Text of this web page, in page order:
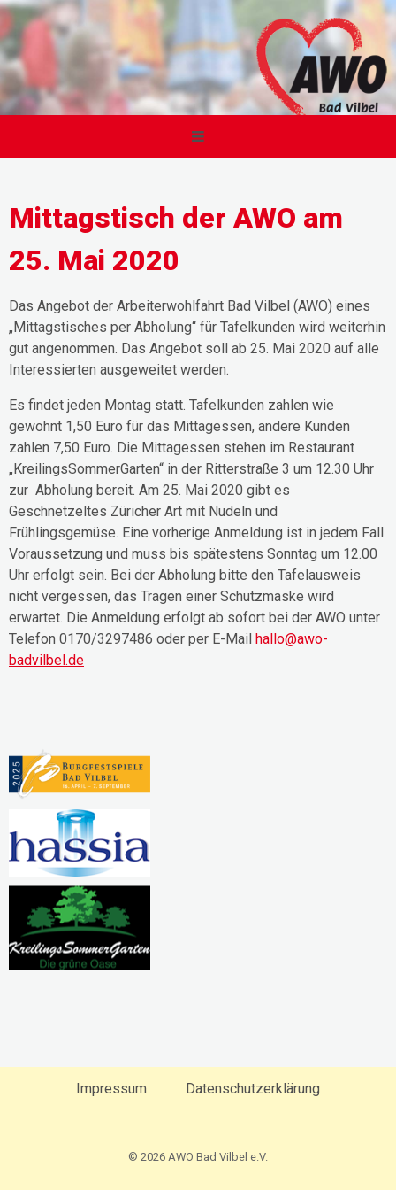
Mittagstisch der AWO am
25. Mai 2020
Das Angebot der Arbeiterwohlfahrt Bad Vilbel (AWO) eines
„Mittagstisches per Abholung“ für Tafelkunden wird weiterhin
gut angenommen. Das Angebot soll ab 25. Mai 2020 auf alle
Interessierten ausgeweitet werden.
Es findet jeden Montag statt. Tafelkunden zahlen wie
gewohnt 1,50 Euro für das Mittagessen, andere Kunden
zahlen 7,50 Euro. Die Mittagessen stehen im Restaurant
„KreilingsSommerGarten“ in der Ritterstraße 3 um 12.30 Uhr
zur Abholung bereit. Am 25. Mai 2020 gibt es
Geschnetzeltes Züricher Art mit Nudeln und
Frühlingsgemüse. Eine vorherige Anmeldung ist in jedem Fall
Voraussetzung und muss bis spätestens Sonntag um 12.00
Uhr erfolgt sein. Bei der Abholung bitte den Tafelausweis
nicht vergessen, das Tragen einer Schutzmaske wird
erwartet. Die Anmeldung erfolgt ab sofort bei der AWO unter
Telefon 0170/3297486 oder per E-Mail hallo@awo-
badvilbel.de
Impressum Datenschutzerklärung
© 2026 AWO Bad Vilbel e.V.